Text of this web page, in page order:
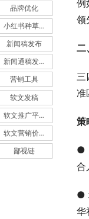
例
领
二
三
准
策
●
合
●
华
品牌优化
小红书种草营销
新闻稿发布
新闻通稿发布推广
营销工具
软文发稿
软文推广平台
软文营销价值
鄙视链